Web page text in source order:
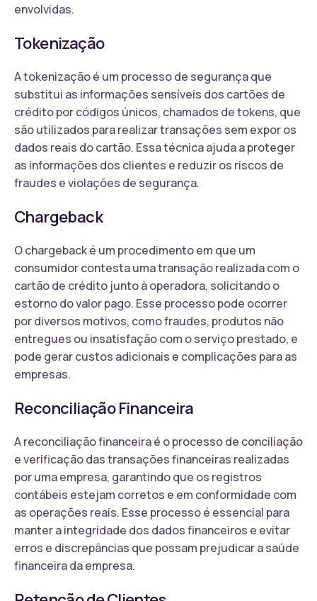
envolvidas.
Tokenização
A tokenização é um processo de segurança que
substitui as informações sensíveis dos cartões de
crédito por códigos únicos, chamados de tokens, que
são utilizados para realizar transações sem expor os
dados reais do cartão. Essa técnica ajuda a proteger
as informações dos clientes e reduzir os riscos de
fraudes e violações de segurança.
Chargeback
O chargeback é um procedimento em que um
consumidor contesta uma transação realizada com o
cartão de crédito junto à operadora, solicitando o
estorno do valor pago. Esse processo pode ocorrer
por diversos motivos, como fraudes, produtos não
entregues ou insatisfação com o serviço prestado, e
pode gerar custos adicionais e complicações para as
empresas.
Reconciliação Financeira
A reconciliação financeira é o processo de conciliação
e verificação das transações financeiras realizadas
por uma empresa, garantindo que os registros
contábeis estejam corretos e em conformidade com
as operações reais. Esse processo é essencial para
manter a integridade dos dados financeiros e evitar
erros e discrepâncias que possam prejudicar a saúde
financeira da empresa.